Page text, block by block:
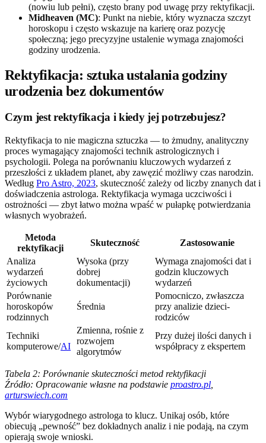
(nowiu lub pełni), często brany pod uwagę przy rektyfikacji.
Midheaven (MC): Punkt na niebie, który wyznacza szczyt
horoskopu i często wskazuje na karierę oraz pozycję
społeczną; jego precyzyjne ustalenie wymaga znajomości
godziny urodzenia.
Rektyfikacja: sztuka ustalania godziny
urodzenia bez dokumentów
Czym jest rektyfikacja i kiedy jej potrzebujesz?
Rektyfikacja to nie magiczna sztuczka — to żmudny, analityczny
proces wymagający znajomości technik astrologicznych i
psychologii. Polega na porównaniu kluczowych wydarzeń z
przeszłości z układem planet, aby zawęzić możliwy czas narodzin.
Według Pro Astro, 2023, skuteczność zależy od liczby znanych dat i
doświadczenia astrologa. Rektyfikacja wymaga uczciwości i
ostrożności — zbyt łatwo można wpaść w pułapkę potwierdzania
własnych wyobrażeń.
Metoda
rektyfikacji
Skuteczność
Zastosowanie
Analiza
wydarzeń
życiowych
Wysoka (przy
dobrej
dokumentacji)
Wymaga znajomości dat i
godzin kluczowych
wydarzeń
Porównanie
horoskopów
rodzinnych
Średnia
Pomocniczo, zwłaszcza
przy analizie dzieci-
rodziców
Techniki
komputerowe/AI
Zmienna, rośnie z
rozwojem
algorytmów
Przy dużej ilości danych i
współpracy z ekspertem
Tabela 2: Porównanie skuteczności metod rektyfikacji
Źródło: Opracowanie własne na podstawie proastro.pl
arturswiech.com
Wybór wiarygodnego astrologa to klucz. Unikaj osób, które
obiecują „pewność” bez dokładnych analiz i nie podają, na czym
opierają swoje wnioski.